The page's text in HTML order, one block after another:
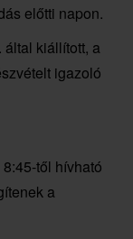
előtti napon.
által kiállított, a
igazoló
től hívható
a